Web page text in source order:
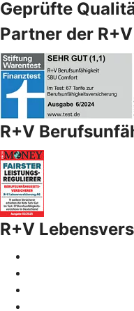
Geprüfte
Partner der R+V
R+V
R+V